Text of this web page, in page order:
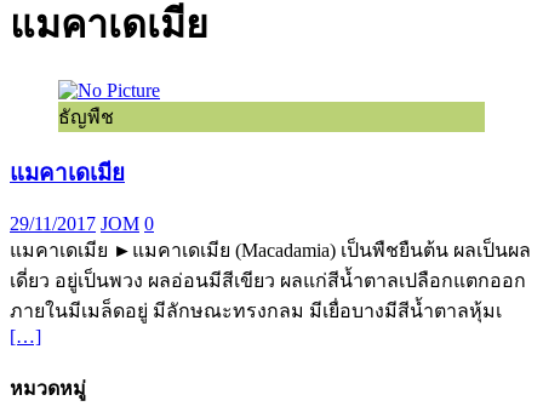
แมคาเดเมีย
ธัญพืช
แมคาเดเมีย
29/11/2017 JOM 0
แมคาเดเมีย ►แมคาเดเมีย (Macadamia) เป็นพืชยืนต้น ผลเป็นผล
เดี่ยว อยู่เป็นพวง ผลอ่อนมีสีเขียว ผลแก่สีน้ำตาลเปลือกแตกออก
ภายในมีเมล็ดอยู่ มีลักษณะทรงกลม มีเยื่อบางมีสีน้ำตาลหุ้มเ
[…]
หมวดหมู่